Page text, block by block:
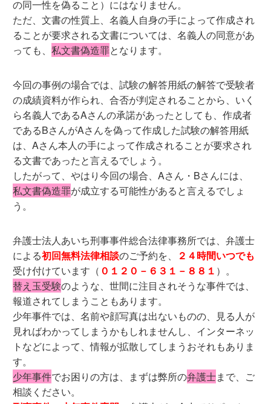
の同一性を偽ること）にはなりません。
ただ、文書の性質上、名義人自身の手によって作成され
ることが要求される文書については、名義人の同意があ
っても、私文書偽造罪となります。
今回の事例の場合では、試験の解答用紙の解答で受験者
の成績資料が作られ、合否が判定されることから、いく
ら名義人であるAさんの承諾があったとしても、作成者
であるBさんがAさんを偽って作成した試験の解答用紙
は、Aさん本人の手によって作成されることが要求され
る文書であったと言えるでしょう。
したがって、やはり今回の場合、Aさん・Bさんには、
私文書偽造罪が成立する可能性があると言えるでしょ
う。
弁護士法人あいち刑事事件総合法律事務所では、弁護士
による初回無料法律相談のご予約を、
２４時間いつでも
受け付けています（ ０１２０－６３１－８８１ ）。
替え玉受験のような、世間に注目されそうな事件では、
報道されてしまうこともあります。
少年事件では、名前や顔写真は出ないものの、見る人が
見ればわかってしまうかもしれませんし、インターネッ
トなどによって、情報が拡散してしまうおそれもありま
す。
少年事件でお困りの方は、まずは弊所の弁護士まで、ご
相談ください。